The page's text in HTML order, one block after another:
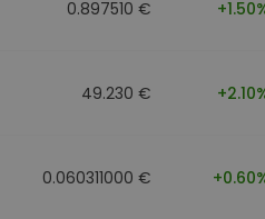
0.897510 €
49.230 €
0.060311000 €